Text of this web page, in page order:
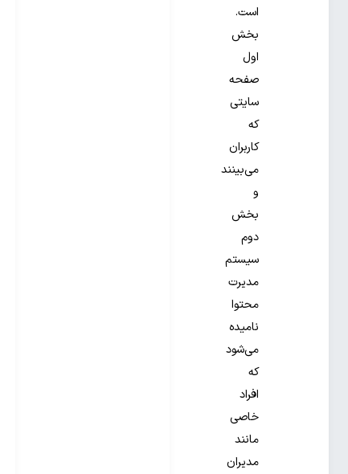
است.
بخش
اول
صفحه
سایتی
که
کاربران
می‌بینند
و
بخش
دوم
سیستم
مدیرت
محتوا
نامیده
می‌شود
که
افراد
خاصی
مانند
مدیران